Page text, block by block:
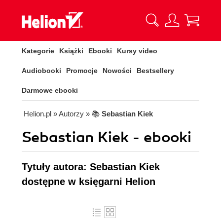
Kategorie Książki Ebooki Kursy video
Audiobooki Promocje Nowości Bestsellery
Darmowe ebooki
Helion.pl » Autorzy » 📚 Sebastian Kiek
Sebastian Kiek - ebooki
Tytuły autora: Sebastian Kiek
dostępne w księgarni Helion